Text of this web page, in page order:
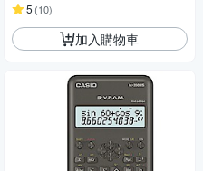
5 (10)
加入購物車